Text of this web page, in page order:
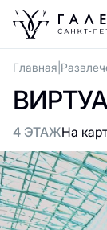
Главная
4 ЭТАЖНа